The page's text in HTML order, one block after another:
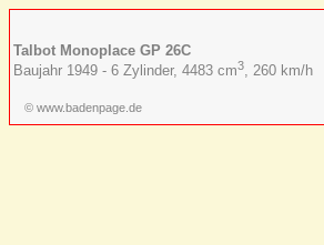
Talbot Monoplace GP 26C
Baujahr 1949 - 6 Zylinder, 4483 cm3, 260 km/h
© www.badenpage.de